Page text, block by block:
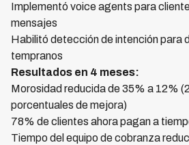
Implementó voice agents para
mensajes
Habilitó detección de intención para
tempranos
Resultados en 4 meses:
Morosidad reducida de 35% a 12%
porcentuales de mejora)
78% de clientes ahora pagan a
Tiempo del equipo de cobranza